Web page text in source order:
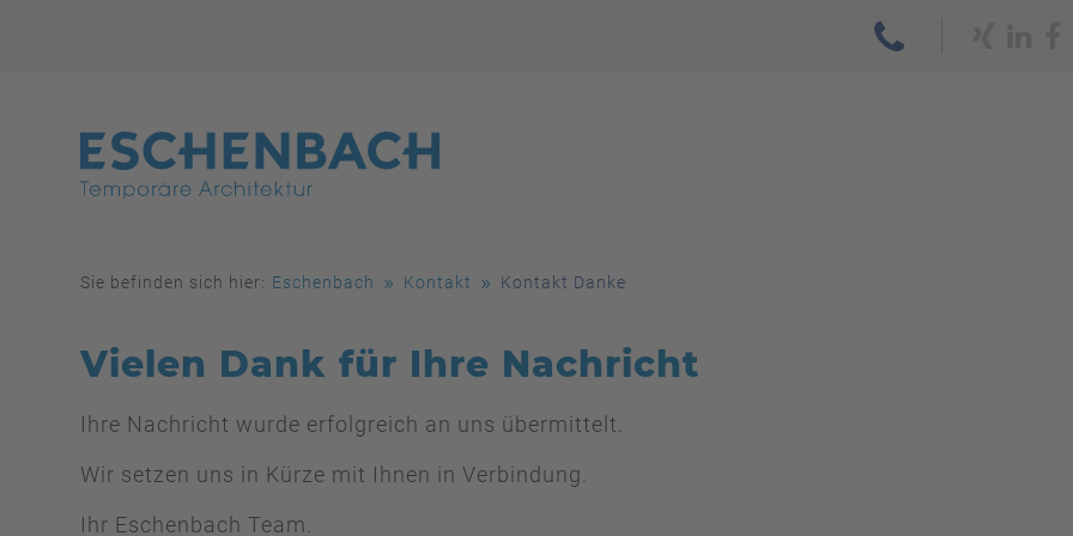
Sie befinden sich hier: Eschenbach Kontakt Kontakt Danke
Vielen Dank für Ihre Nachricht
Ihre Nachricht wurde erfolgreich an uns übermittelt.
Wir setzen uns in Kürze mit Ihnen in Verbindung.
Ihr Eschenbach Team.